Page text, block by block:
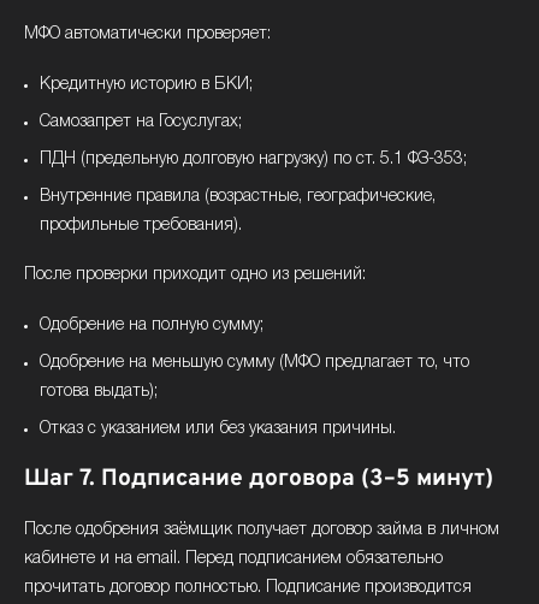
МФО автоматически проверяет:
Кредитную историю в БКИ;
Самозапрет на Госуслугах;
ПДН (предельную долговую нагрузку) по ст. 5.1 ФЗ-353;
Внутренние правила (возрастные, географические,
профильные требования).
После проверки приходит одно из решений:
Одобрение на полную сумму;
Одобрение на меньшую сумму (МФО предлагает то, что
готова выдать);
Отказ с указанием или без указания причины.
Шаг 7. Подписание договора (3–5 минут)
После одобрения заёмщик получает договор займа в личном
кабинете и на email. Перед подписанием обязательно
прочитать договор полностью. Подписание производится